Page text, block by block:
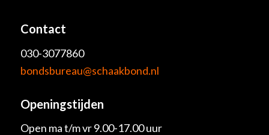
Contact
030-3077860
bondsbureau@schaakbond.nl
Openingstijden
Open ma t/m vr 9.00-17.00 uur